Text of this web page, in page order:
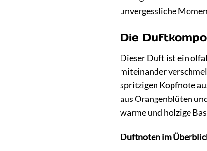
unvergessliche
Die
Dieser Duft ist ein
miteinander
spritzigen Kopfnote
aus Orangenblüten
warme und holzige
Duftnoten im